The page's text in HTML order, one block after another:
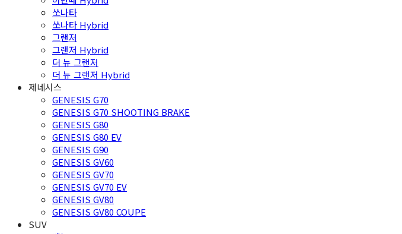
쏘나타
쏘나타 Hybrid
그랜저
그랜저 Hybrid
더 뉴 그랜저
더 뉴 그랜저 Hybrid
제네시스
GENESIS G70
GENESIS G70 SHOOTING BRAKE
GENESIS G80
GENESIS G80 EV
GENESIS G90
GENESIS GV60
GENESIS GV70
GENESIS GV70 EV
GENESIS GV80
GENESIS GV80 COUPE
SUV